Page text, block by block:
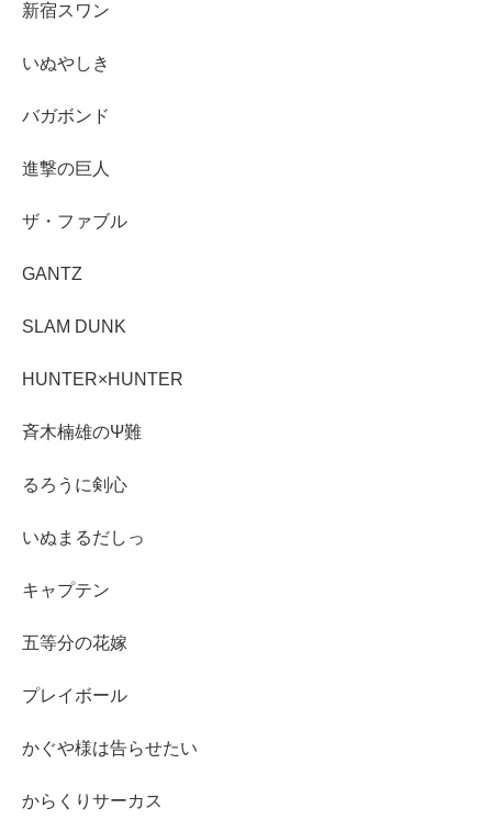
新宿スワン
いぬやしき
バガボンド
進撃の巨人
ザ・ファブル
GANTZ
SLAM DUNK
HUNTER×HUNTER
斉木楠雄のΨ難
るろうに剣心
いぬまるだしっ
キャプテン
五等分の花嫁
プレイボール
かぐや様は告らせたい
からくりサーカス